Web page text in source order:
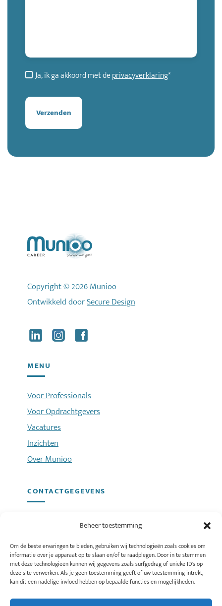
Beheer toestemming
Om de beste ervaringen te bieden, gebruiken wij technologieën zoals cookies om
informatie over je apparaat op te slaan en/of te raadplegen. Door in te stemmen
met deze technologieën kunnen wij gegevens zoals surfgedrag of unieke ID's op
deze site verwerken. Als je geen toestemming geeft of uw toestemming intrekt,
kan dit een nadelige invloed hebben op bepaalde functies en mogelijkheden.
Ja, ik ga akkoord met deprivacyverklaring*
Verzenden
Copyright © 2026 Munioo
Ontwikkeld doorSecure Design
MENU
Voor Professionals
Voor Opdrachtgevers
Vacatures
Inzichten
Over Munioo
CONTACTGEGEVENS
Augustapolder 68, 2992 SR Barendrecht
Telefoonnummer:078 2000 396
Privacyverklaring
Cookiebeleid